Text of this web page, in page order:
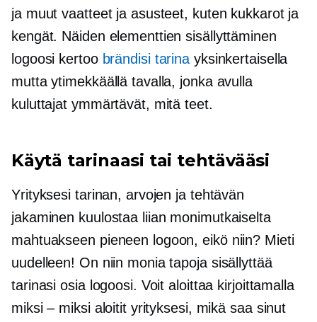
ja muut vaatteet ja asusteet, kuten kukkarot ja
kengät. Näiden elementtien sisällyttäminen
logoosi kertoo brändisi tarina yksinkertaisella
mutta ytimekkäällä tavalla, jonka avulla
kuluttajat ymmärtävät, mitä teet.
Käytä tarinaasi tai tehtävääsi
Yrityksesi tarinan, arvojen ja tehtävän
jakaminen kuulostaa liian monimutkaiselta
mahtuakseen pieneen logoon, eikö niin? Mieti
uudelleen! On niin monia tapoja sisällyttää
tarinasi osia logoosi. Voit aloittaa kirjoittamalla
miksi – miksi aloitit yrityksesi, mikä saa sinut